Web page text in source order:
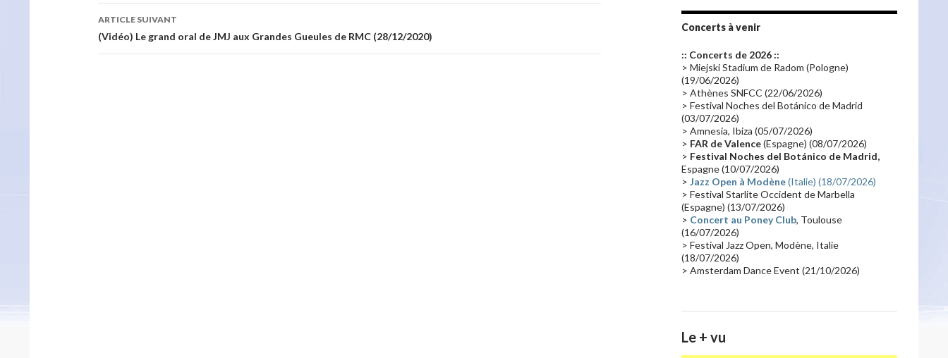
articles
ARTICLE SUIVANT
(Vidéo) Le grand oral de JMJ aux Grandes Gueules de RMC (28/12/2020)
Promo 2019
Emissions 2010 Disques rares
Synthé 70's(20)
Claviériste(19) Groupe de Recherche Musicale
France 2 (18)
Critique(17) Coffret(17) Chronologie(16)
Passages radio(16)
Synthé 80's(16) Les concerts en Chine (16)
Cinéma(16) Houston
Synthé Roland Belgique
Récompense(14) Collaborations 70's(14)
Astronomie(14) France Inter(14)
Concerts à venir
:: Concerts de 2026 ::
> Miejski Stadium de Radom (Pologne)
(19/06/2026)
> Athènes SNFCC (22/06/2026)
> Festival Noches del Botánico de Madrid
(03/07/2026)
> Amnesia, Ibiza (05/07/2026)
> FAR de Valence(Espagne) (08/07/2026)
> Festival Noches del Botánico de Madrid,
Espagne (10/07/2026)
> Jazz Open à Modène(Italie) (18/07/2026)
> Festival Starlite Occident de Marbella
(Espagne) (13/07/2026)
> Concert au Poney Club, Toulouse
(16/07/2026)
> Festival Jazz Open, Modène, Italie
(18/07/2026)
> Amsterdam Dance Event (21/10/2026)
Le + vu